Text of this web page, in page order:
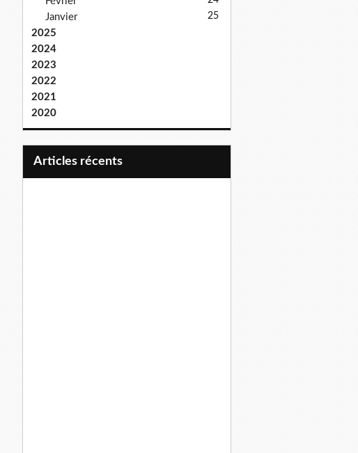
Janvier 25
2025
2024
2023
2022
2021
2020
articles récents